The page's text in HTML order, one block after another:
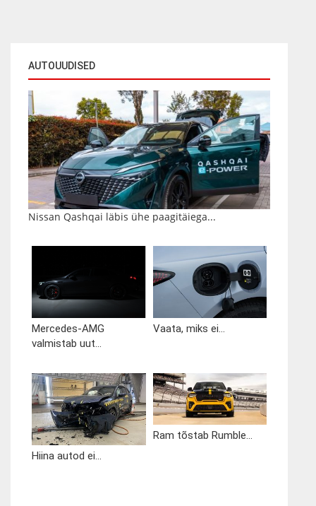
AUTOUUDISED
Nissan Qashqai läbis ühe paagitäiega...
Mercedes-AMG
valmistab uut...
Vaata, miks ei...
Hiina autod ei...
Ram tõstab Rumble...